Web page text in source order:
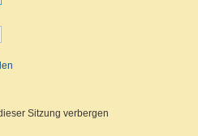
Sitzung verbergen